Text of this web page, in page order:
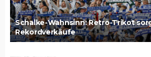
Schalke-Wahnsinn: Retro-Trikot
Rekordverkäufe